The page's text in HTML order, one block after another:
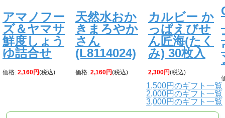
アマノフー
ズ＆ヤマサ
鮮度しょう
ゆ詰合せ
価格: 2,160円(税込)
天然水おか
きまろやか
さん
(L8114024)
価格: 2,160円(税込)
カルビー か
っぱえびせ
ん匠海(たく
み) 30枚入
2,300円(税込)
1,500円のギフト一覧
2,000円のギフト一覧
3,000円のギフト一覧